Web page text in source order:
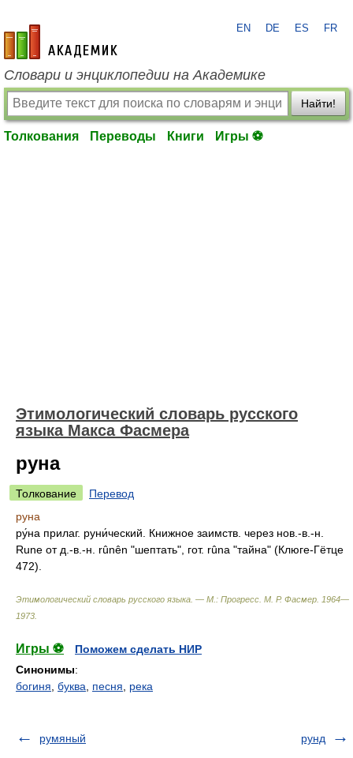
academic.ru
EN DE ES FR
Словари и энциклопедии на Академике
Найти!
Толкования Переводы Книги Игры ⚽
Этимологический словарь русского
языка Макса Фасмера
руна
Толкование
Перевод
руна
ру́на прилаг. руни́ческий. Книжное заимств. через нов.-в.-н.
Runе от д.-в.-н. rûnên "шептать", гот. rûnа "тайна" (Клюге-Гётце
472).
Этимологический словарь русского языка. — М.: Прогресс М. Р. Фасмер 1964—
1973
Игры ⚽
Поможем сделать НИР
Синонимы:
богиня буква песня река
румяный рунд